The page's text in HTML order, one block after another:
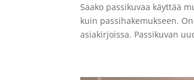
Saako passikuvaa käyttää
kuin passihakemukseen.
asiakirjoissa. Passikuvan